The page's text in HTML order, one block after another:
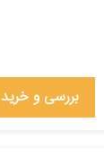
بررسی و خرید